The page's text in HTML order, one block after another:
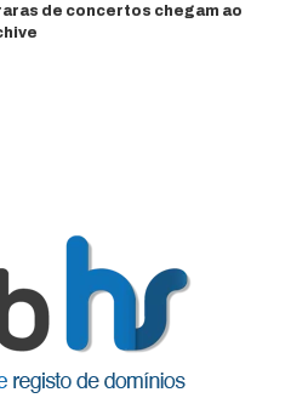
de concertos chegam ao